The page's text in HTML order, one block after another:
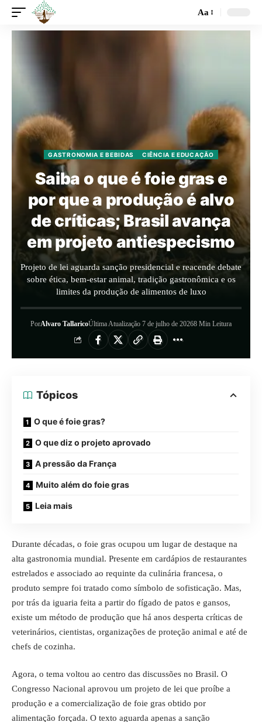
Aa
GASTRONOMIA E BEBIDAS CIÊNCIA E EDUCAÇÃO
Saiba o que é foie gras e
por que a produção é alvo
de críticas; Brasil avança
em projeto antiespecismo
Projeto de lei aguarda sanção presidencial e reacende debate
sobre ética, bem-estar animal, tradição gastronômica e os
limites da produção de alimentos de luxo
PorAlvaro TallaricoÚltima Atualização 7 de julho de 20268 Min Leitura
Tópicos
O que é foie gras?
O que diz o projeto aprovado
A pressão da França
Muito além do foie gras
Leia mais
Durante décadas, o foie gras ocupou um lugar de destaque na
alta gastronomia mundial. Presente em cardápios de restaurantes
estrelados e associado ao requinte da culinária francesa, o
produto sempre foi tratado como símbolo de sofisticação. Mas,
por trás da iguaria feita a partir do fígado de patos e gansos,
existe um método de produção que há anos desperta críticas de
veterinários, cientistas, organizações de proteção animal e até de
chefs de cozinha.
Agora, o tema voltou ao centro das discussões no Brasil. O
Congresso Nacional aprovou um projeto de lei que proíbe a
produção e a comercialização de foie gras obtido por
alimentação forçada. O texto aguarda apenas a sanção